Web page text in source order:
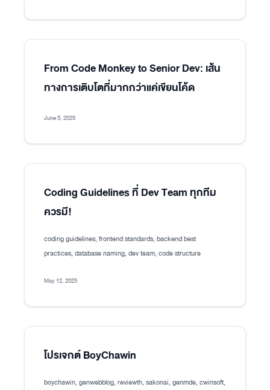
From Code Monkey to Senior Dev: เส้น
ทางการเติบโตที่มากกว่าแค่เขียนโค้ด
June 5, 2025
Coding Guidelines ที่ Dev Team ทุกทีม
ควรมี!
coding guidelines, frontend standards, backend best
practices, database naming, dev team, code structure
May 12, 2025
โปรเจกต์ BoyChawin
boychawin, genwebblog, reviewth, sakonai, genmde, cwinsoft,